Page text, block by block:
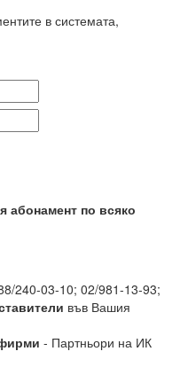
в системата,
абонамент по всяко
240-03-10; 02/981-13-93;
във Вашия
- Партньори на ИК